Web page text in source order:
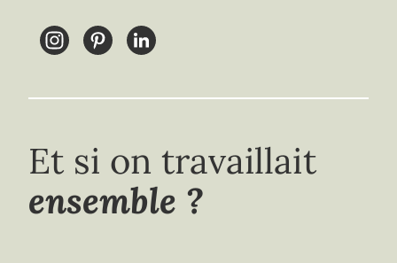
Et si on travaillait
ensemble ?